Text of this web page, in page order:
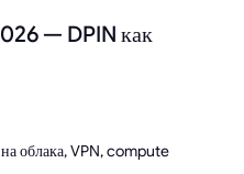
— DPIN как
облака, VPN, compute